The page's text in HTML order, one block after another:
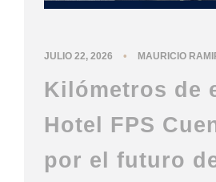
JULIO 22, 2026 • MAURICIO
Kilómetros de
Hotel FPS
por el futuro